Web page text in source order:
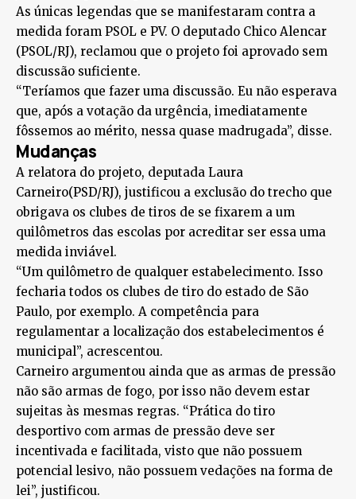
As únicas legendas que se manifestaram contra a
medida foram PSOL e PV. O deputado Chico Alencar
(PSOL/RJ), reclamou que o projeto foi aprovado sem
discussão suficiente.
“Teríamos que fazer uma discussão. Eu não esperava
que, após a votação da urgência, imediatamente
fôssemos ao mérito, nessa quase madrugada”, disse.
Mudanças
A relatora do projeto, deputada Laura
Carneiro(PSD/RJ), justificou a exclusão do trecho que
obrigava os clubes de tiros de se fixarem a um
quilômetros das escolas por acreditar ser essa uma
medida inviável.
“Um quilômetro de qualquer estabelecimento. Isso
fecharia todos os clubes de tiro do estado de São
Paulo, por exemplo. A competência para
regulamentar a localização dos estabelecimentos é
municipal”, acrescentou.
Carneiro argumentou ainda que as armas de pressão
não são armas de fogo, por isso não devem estar
sujeitas às mesmas regras. “Prática do tiro
desportivo com armas de pressão deve ser
incentivada e facilitada, visto que não possuem
potencial lesivo, não possuem vedações na forma de
lei”, justificou.